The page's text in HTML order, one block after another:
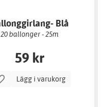
Blå
20 ballonger - 25m
59 kr
Lägg i varukorg